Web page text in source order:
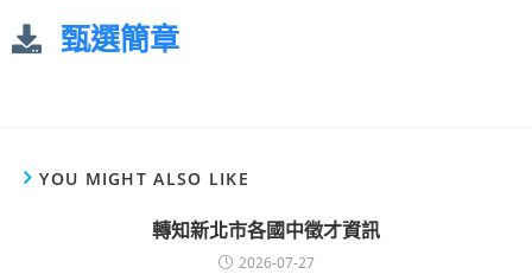
甄選簡章
YOU MIGHT ALSO LIKE
轉知新北市各國中徵才資訊
2026-07-27